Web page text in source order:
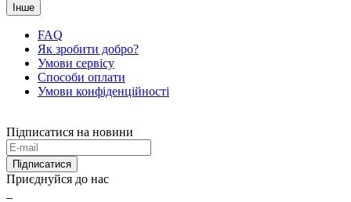
Інше
FAQ
Як зробити добро?
Умови сервісу
Способи оплати
Умови конфіденційності
Підписатися на новини
Підписатися
Приєднуйся до нас